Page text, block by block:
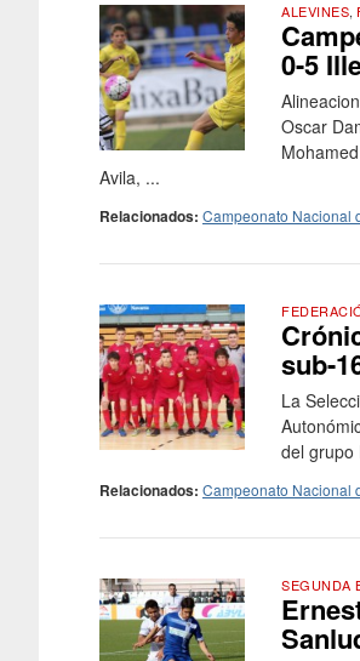
ALEVINES,
0-5
Oscar
Avila, ...
Relacionados: Campeonato Nacional
sub-
La
del grupo
Relacionados: Campeonato Nacional
SEGUNDA